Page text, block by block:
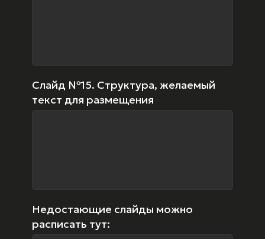
Слайд №15. Структура, желаемый
текст для размещения
Недостающие слайды можно
расписать тут: